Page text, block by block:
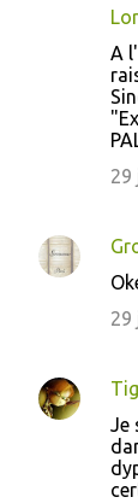
A
PAL.
29
29